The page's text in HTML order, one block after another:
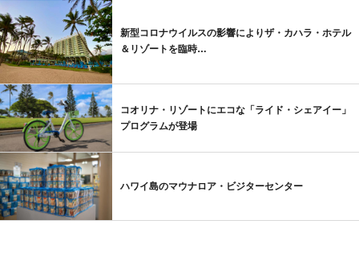
新型コロナウイルスの影響によりザ・カハラ・ホテル
＆リゾートを臨時…
コオリナ・リゾートにエコな「ライド・シェアイー」
プログラムが登場
ハワイ島のマウナロア・ビジターセンター